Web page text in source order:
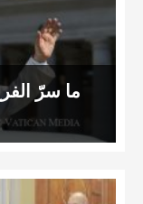
ما سرّ